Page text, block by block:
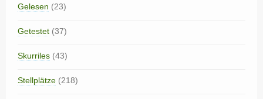
Gelesen (23)
Getestet (37)
Skurriles (43)
Stellplätze (218)